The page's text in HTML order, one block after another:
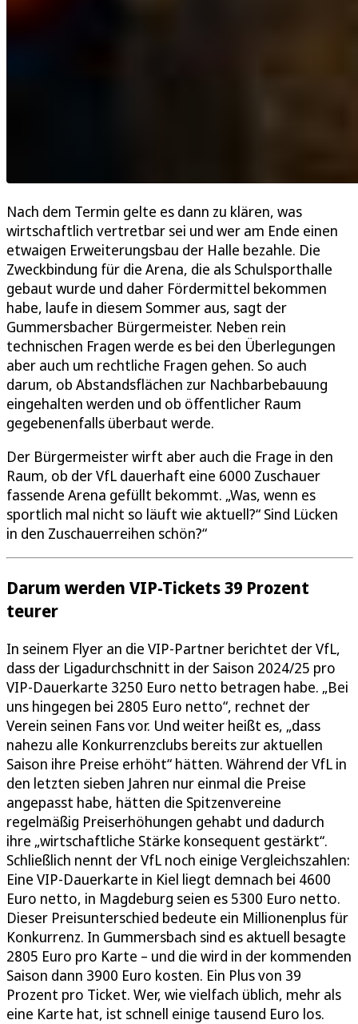
Nach dem Termin gelte es dann zu klären, was
wirtschaftlich vertretbar sei und wer am Ende einen
etwaigen Erweiterungsbau der Halle bezahle. Die
Zweckbindung für die Arena, die als Schulsporthalle
gebaut wurde und daher Fördermittel bekommen
habe, laufe in diesem Sommer aus, sagt der
Gummersbacher Bürgermeister. Neben rein
technischen Fragen werde es bei den Überlegungen
aber auch um rechtliche Fragen gehen. So auch
darum, ob Abstandsflächen zur Nachbarbebauung
eingehalten werden und ob öffentlicher Raum
gegebenenfalls überbaut werde.
Der Bürgermeister wirft aber auch die Frage in den
Raum, ob der VfL dauerhaft eine 6000 Zuschauer
fassende Arena gefüllt bekommt. „Was, wenn es
sportlich mal nicht so läuft wie aktuell?“ Sind Lücken
in den Zuschauerreihen schön?“
Darum werden VIP-Tickets 39 Prozent
teurer
In seinem Flyer an die VIP-Partner berichtet der VfL,
dass der Ligadurchschnitt in der Saison 2024/25 pro
VIP-Dauerkarte 3250 Euro netto betragen habe. „Bei
uns hingegen bei 2805 Euro netto“, rechnet der
Verein seinen Fans vor. Und weiter heißt es, „dass
nahezu alle Konkurrenzclubs bereits zur aktuellen
Saison ihre Preise erhöht“ hätten. Während der VfL in
den letzten sieben Jahren nur einmal die Preise
angepasst habe, hätten die Spitzenvereine
regelmäßig Preiserhöhungen gehabt und dadurch
ihre „wirtschaftliche Stärke konsequent gestärkt“.
Schließlich nennt der VfL noch einige Vergleichszahlen:
Eine VIP-Dauerkarte in Kiel liegt demnach bei 4600
Euro netto, in Magdeburg seien es 5300 Euro netto.
Dieser Preisunterschied bedeute ein Millionenplus für
Konkurrenz. In Gummersbach sind es aktuell besagte
2805 Euro pro Karte – und die wird in der kommenden
Saison dann 3900 Euro kosten. Ein Plus von 39
Prozent pro Ticket. Wer, wie vielfach üblich, mehr als
eine Karte hat, ist schnell einige tausend Euro los.